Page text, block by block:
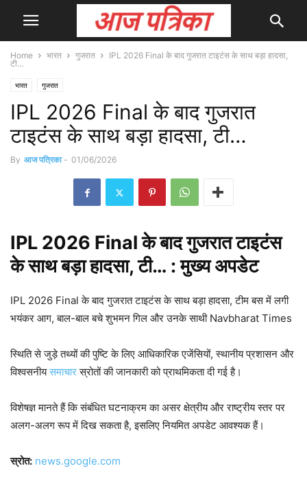
Home भारत गुजरात
IPL 2026 Final के बाद गुजरात टाइटंस के साथ बड़ा हादसा,
टी…
भारत गुजरात
IPL 2026 Final के बाद गुजरात
टाइटंस के साथ बड़ा हादसा, टी…
By आज पत्रिका - 01/06/2026
IPL 2026 Final के बाद गुजरात टाइटंस
के साथ बड़ा हादसा, टी… : मुख्यअपडेट
IPL 2026 Final के बाद गुजरात टाइटंस के साथ बड़ा हादसा, टीम बस में लगी
भयंकर आग, बाल-बाल बचे शुभमन गिल और उनके साथी Navbharat Times
स्थिति से जुड़े तथ्यों की पुष्टि के लिए आधिकारिक एजेंसियों, स्थानीय प्रशासन और
विश्वसनीयसमाचारस्रोतों की जानकारी को प्राथमिकता दी गई है।
विशेषज्ञ मानते हैं कि संबंधित घटनाक्रम का असर क्षेत्रीय और राष्ट्रीय स्तर पर
अलग-अलग रूप में दिख सकता है, इसलिए नियमित अपडेट आवश्यक हैं।
स्रोत: news.google.com